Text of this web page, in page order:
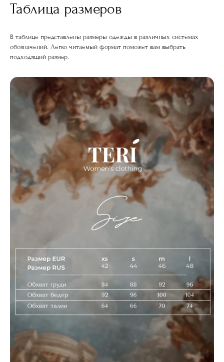
Таблица размеров
В таблице представлены размеры одежды в различных системах
обозначений. Легко читаемый формат поможет вам выбрать
подходящий размер.